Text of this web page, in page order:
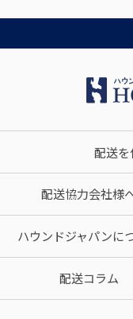
配送
配送協力会社様
ハウンドジャパンに
配送コラム